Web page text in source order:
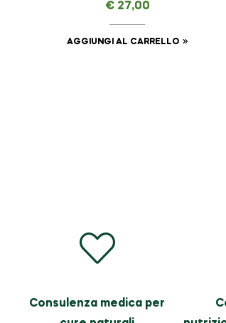
€27,00
AGGIUNGI AL CARRELLO
Consulenza medica per